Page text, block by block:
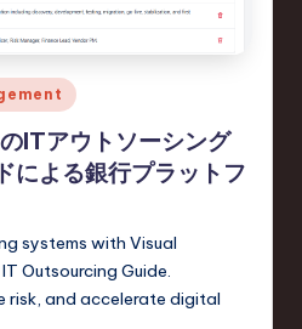
ITアウトソーシング
による銀行プラットフ
systems with Visual
Outsourcing Guide.
risk, and accelerate digital